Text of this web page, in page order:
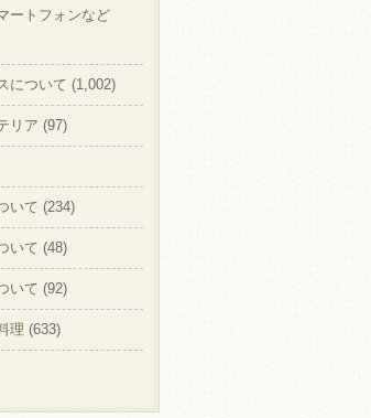
ートフォンなど
について (1,002)
リア (97)
いて (234)
いて (48)
いて (92)
理 (633)